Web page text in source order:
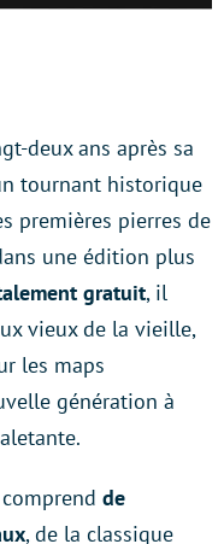
deux ans après sa
tournant historique
premières pierres de
une édition plus
gratuit, il
vieux de la vieille,
les maps
génération à
de
, de la classique